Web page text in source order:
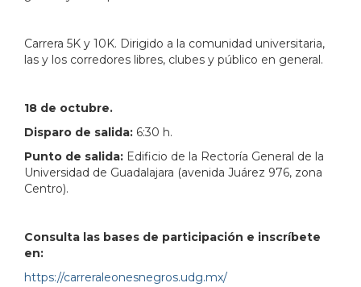
Carrera 5K y 10K. Dirigido a la comunidad universitaria,
las y los corredores libres, clubes y público en general.
18 de octubre.
Disparo de salida: 6:30 h.
Punto de salida: Edificio de la Rectoría General de la
Universidad de Guadalajara (avenida Juárez 976, zona
Centro).
Consulta las bases de participación e inscríbete
en:
https://carreraleonesnegros.udg.mx/